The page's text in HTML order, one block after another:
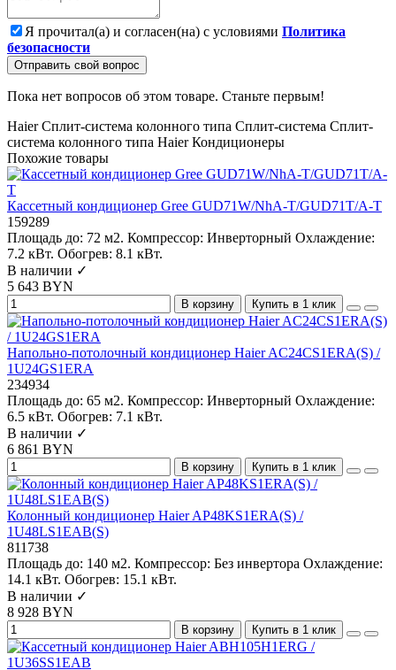
Я прочитал(а) и согласен(на) с условиями Политика
безопасности
Отправить свой вопрос
Пока нет вопросов об этом товаре. Станьте первым!
Haier Сплит-система колонного типа Сплит-система Сплит-
система колонного типа Haier Кондиционеры
Похожие товары
Кассетный кондиционер Gree GUD71W/NhA-T/GUD71T/A-T
159289
Площадь до: 72 м2. Компрессор: Инверторный Охлаждение:
7.2 кВт. Обогрев: 8.1 кВт.
В наличии ✓
5 643 BYN
В корзину Купить в 1 клик
Напольно-потолочный кондиционер Haier AC24CS1ERA(S) /
1U24GS1ERA
234934
Площадь до: 65 м2. Компрессор: Инверторный Охлаждение:
6.5 кВт. Обогрев: 7.1 кВт.
В наличии ✓
6 861 BYN
В корзину Купить в 1 клик
Колонный кондиционер Haier AP48KS1ERA(S) /
1U48LS1EAB(S)
811738
Площадь до: 140 м2. Компрессор: Без инвертора Охлаждение:
14.1 кВт. Обогрев: 15.1 кВт.
В наличии ✓
8 928 BYN
В корзину Купить в 1 клик